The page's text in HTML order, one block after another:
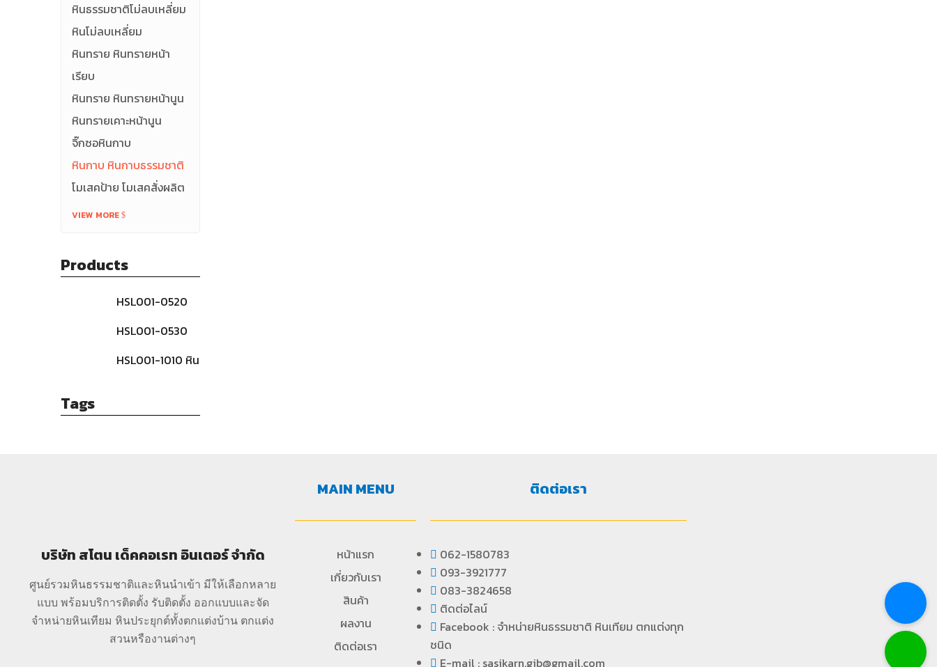
หินธรรมชาติโม่ลบเหลี่ยม
หินโม่ลบเหลี่ยม
หินทราย หินทรายหน้า
เรียบ
หินทราย หินทรายหน้านูน
หินทรายเคาะหน้านูน
จิ๊กซอหินกาบ
หินกาบ หินกาบธรรมชาติ
โมเสคป้าย โมเสคสั่งผลิต
VIEW MORE
Products
HSL001-0520
สีดำ
HSL001-0530
สีดำ
HSL001-1010 หิน
Tags
บริษัท สโตน เด็คคอเรท อินเตอร์ จำกัด
ศูนย์รวมหินธรรมชาติและหินนำเข้า มีให้เลือกหลาย
แบบ พร้อมบริการติดตั้ง รับติดตั้ง ออกแบบและจัด
จำหน่ายหินเทียม หินประยุกต์ทั้งตกแต่งบ้าน ตกแต่ง
สวนหรืองานต่างๆ
MAIN MENU
หน้าแรก
เกี่ยวกับเรา
สินค้า
ผลงาน
ติดต่อเรา
ติดต่อเรา
062-1580783
093-3921777
083-3824658
ติดต่อไลน์
Facebook : จำหน่ายหินธรรมชาติ หินเทียม ตกแต่งทุก
ชนิด
E-mail : sasikarn.gib@gmail.com